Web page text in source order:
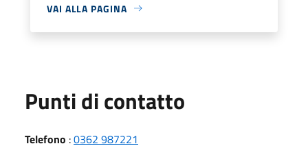
VAI ALLA PAGINA
Punti di contatto
Telefono :0362 987221